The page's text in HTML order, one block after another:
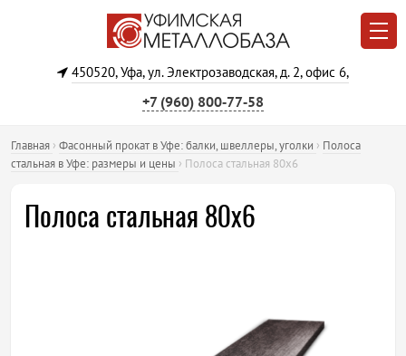
450520, Уфа, ул. Электрозаводская, д. 2, офис 6,
+7 (960) 800‐77‐58
Главная › Фасонный прокат в Уфе: балки, швеллеры, уголки › Полоса
стальная в Уфе: размеры и цены › Полоса стальная 80х6
Полоса стальная 80х6